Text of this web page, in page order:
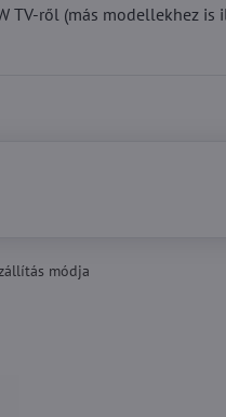
TV-ről (más modellekhez is
módja